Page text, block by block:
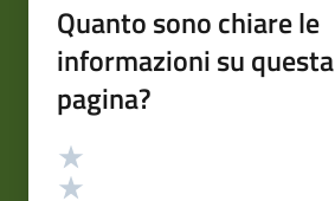
Quanto sono chiare le
informazioni su questa
pagina?
Valutazione